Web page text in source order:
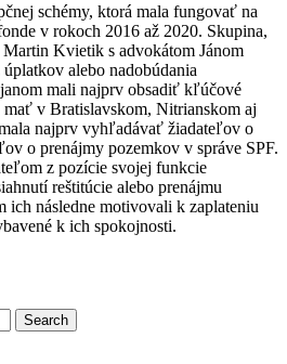
schémy, ktorá mala fungovať na
v rokoch 2016 až 2020. Skupina,
Kvietik s advokátom Jánom
alebo nadobúdania
mali najprv obsadiť kľúčové
v Bratislavskom, Nitrianskom aj
najprv vyhľadávať žiadateľov o
o prenájmy pozemkov v správe SPF.
z pozície svojej funkcie
reštitúcie alebo prenájmu
ich následne motivovali k zaplateniu
k ich spokojnosti.